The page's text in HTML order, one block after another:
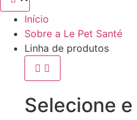
Início
Sobre a Le Pet Santé
Linha de produtos
Selecione